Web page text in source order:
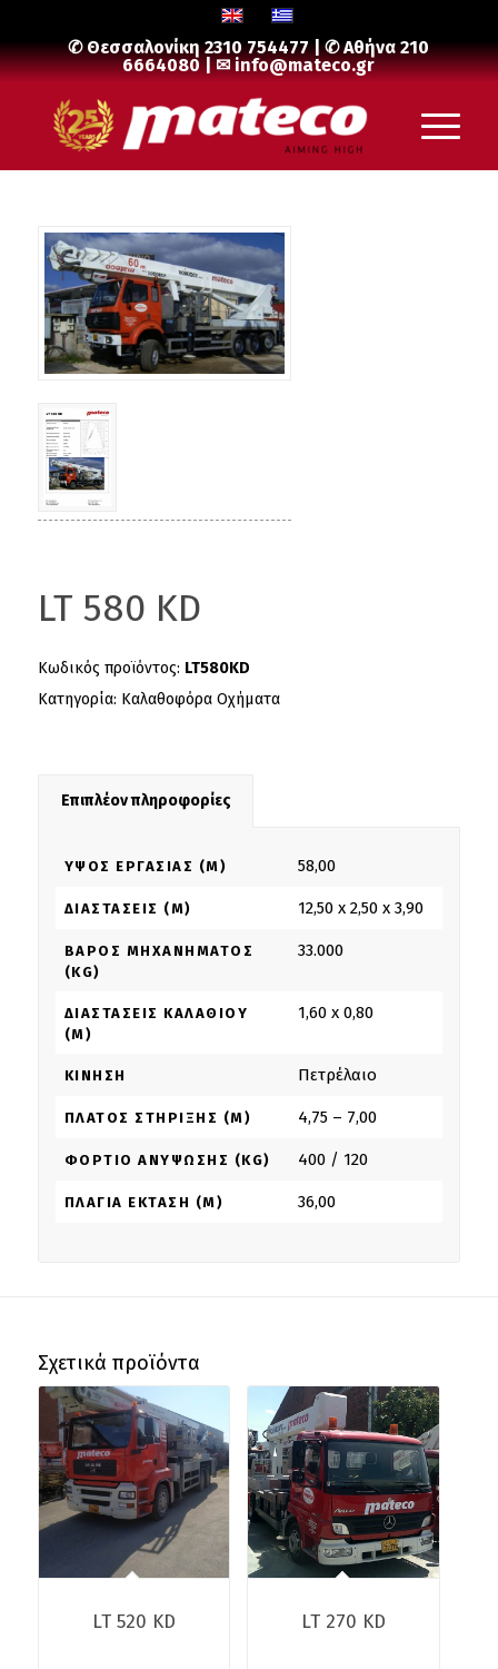
✆ Θεσσαλονίκη2310 754477| ✆ Αθήνα210
6664080| ✉info@mateco.gr
LT 580 KD
Κωδικός προϊόντος: LT580KD
Κατηγορία: Καλαθοφόρα Οχήματα
Επιπλέον πληροφορίες
ΎΨΟΣ ΕΡΓΑΣΊΑΣ (M) 58,00
ΔΙΑΣΤΆΣΕΙΣ (M) 12,50 x 2,50 x 3,90
ΒΆΡΟΣ ΜΗΧΑΝΉΜΑΤΟΣ
(KG)
33.000
ΔΙΑΣΤΆΣΕΙΣ ΚΑΛΑΘΙΟΎ
(M)
1,60 x 0,80
ΚΊΝΗΣΗ Πετρέλαιο
ΠΛΆΤΟΣ ΣΤΉΡΙΞΗΣ (M) 4,75 – 7,00
ΦΟΡΤΊΟ ΑΝΎΨΩΣΗΣ (KG) 400 / 120
ΠΛΆΓΙΑ ΈΚΤΑΣΗ (M) 36,00
Σχετικά προϊόντα
LT 520 KD LT 270 KD